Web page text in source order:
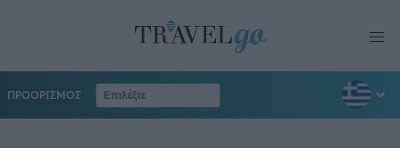
ΠΡΟΟΡΙΣΜΟΣ